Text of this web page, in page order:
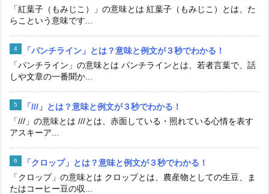
「紅葉子（もみじこ）」の意味とは 紅葉子（もみじこ）とは、た
らこという意味です...
「パンチライン」とは？意味と例文が３秒でわかる！
「パンチライン」の意味とは パンチラインとは、若者言葉で、話
しや文章の一番聞か...
「///」とは？意味と例文が３秒でわかる！
「///」の意味とは ///とは、赤面している・照れている心情を表す
アスキーア...
「クロップ」とは？意味と例文が３秒でわかる！
「クロップ」の意味とは クロップとは、農産物としての生豆、ま
たはコーヒー豆の収...